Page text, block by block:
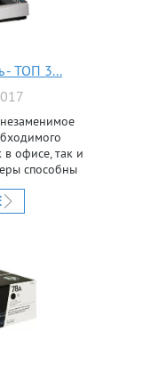
- ТОП 3...
офисе, так и
способны
документы
в